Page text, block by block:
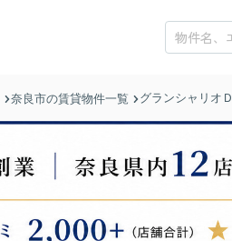
奈良市の賃貸物件一覧 グランシャリオＤ